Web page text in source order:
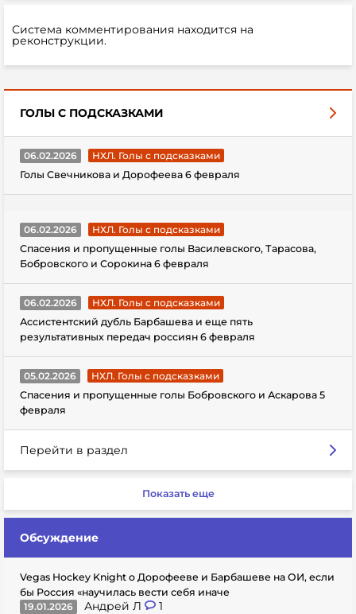
Система комментирования находится на
реконструкции.
ГОЛЫ С ПОДСКАЗКАМИ
06.02.2026
НХЛ. Голы с подсказками
Голы Свечникова и Дорофеева 6 февраля
06.02.2026
НХЛ. Голы с подсказками
Спасения и пропущенные голы Василевского, Тарасова,
Бобровского и Сорокина 6 февраля
06.02.2026
НХЛ. Голы с подсказками
Ассистентский дубль Барбашева и еще пять
результативных передач россиян 6 февраля
05.02.2026
НХЛ. Голы с подсказками
Спасения и пропущенные голы Бобровского и Аскарова 5
февраля
Перейти в раздел
Показать еще
Обсуждение
Vegas Hockey Knight о Дорофееве и Барбашеве на ОИ, если
бы Россия «научилась вести себя иначе
19.01.2026
Андрей Л 1